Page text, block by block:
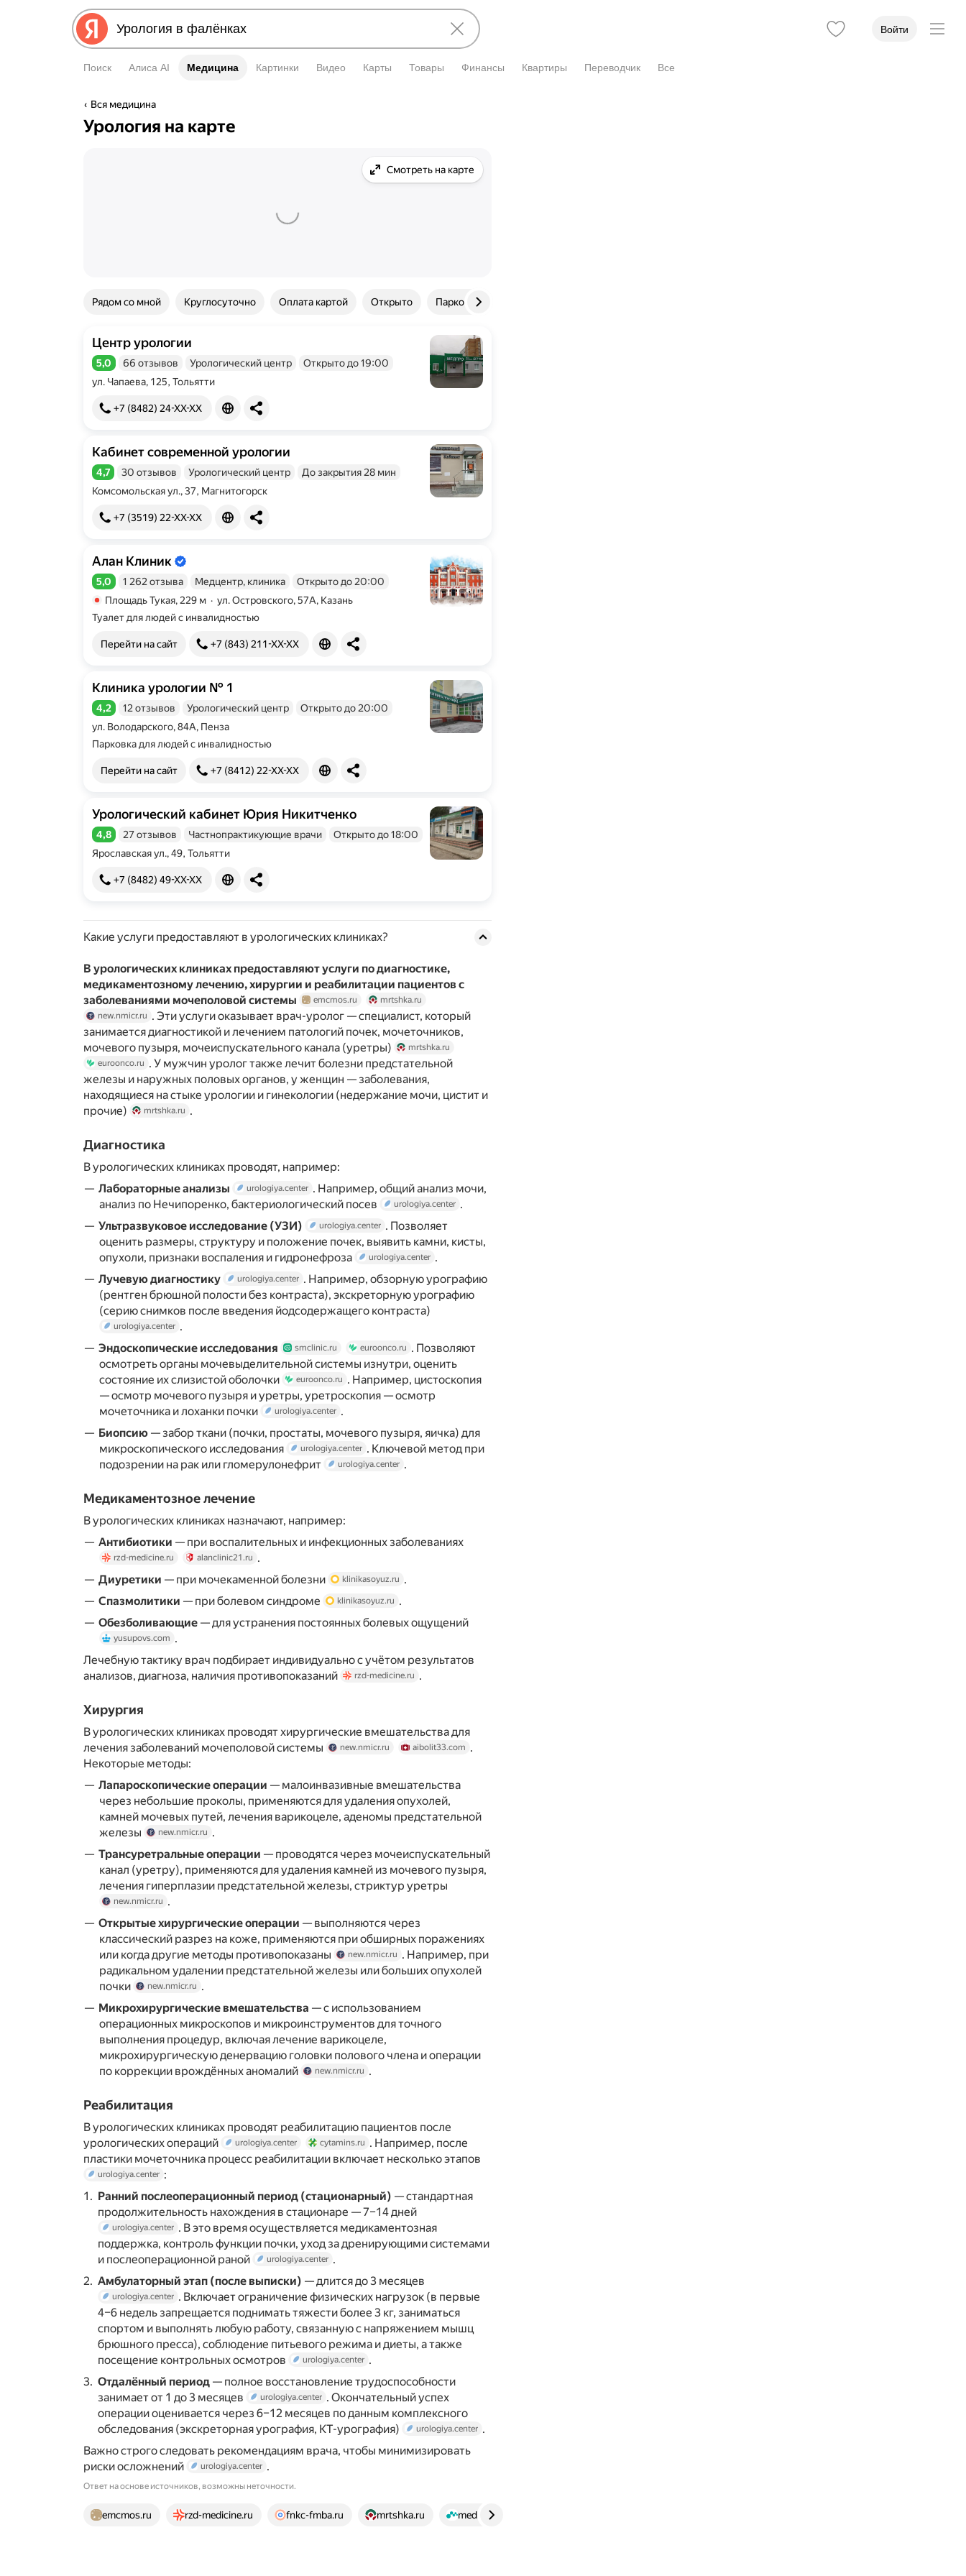
Войти
Поиск Алиса AI Медицина
Медицина Картинки Видео Карты Товары Финансы Квартиры Переводчик Все
Вся медицина
Урология на карте
Смотреть на карте
Рядом со мной Круглосуточно Оплата картой Открыто Парковка
Центр урологии
Рейтинг 5,0 из 5
5,0 66 отзывов Урологический центр
Открыто до 19:00
ул. Чапаева, 125, Тольятти
+7 (8482) 24-XX-XX
Кабинет современной урологии
Рейтинг 4,7 из 5
4,7 30 отзывов Урологический центр
До закрытия 28 мин
Комсомольская ул., 37, Магнитогорск
+7 (3519) 22-XX-XX
Алан Клиник
Информация об организации подтверждена владельцем.
Рейтинг 5,0 из 5
5,0 1 262 отзыва Медцентр, клиника Открыто до 20:00
Метро Площадь Тукая Расстояние 229 м
Площадь Тукая 229 м · ул. Островского, 57А, Казань
Туалет для людей с инвалидностью
Перейти на сайт +7 (843) 211-XX-XX
Клиника урологии № 1
Рейтинг 4,2 из 5
4,2 12 отзывов Урологический центр
Открыто до 20:00
ул. Володарского, 84А, Пенза
Парковка для людей с инвалидностью
Перейти на сайт +7 (8412) 22-XX-XX
Урологический кабинет Юрия Никитченко
Рейтинг 4,8 из 5
4,8 27 отзывов Частнопрактикующие врачи
Открыто до 18:00
Ярославская ул., 49, Тольятти
+7 (8482) 49-XX-XX
Какие услуги предоставляют в урологических клиниках?
В урологических клиниках предоставляют услуги по диагностике,
медикаментозному лечению, хирургии и реабилитации пациентов с
заболеваниями мочеполовой системы
emcmos.ru
mrtshka.ru
new.nmicr.ru . Эти услуги оказывает врач-уролог — специалист, который
занимается диагностикой и лечением патологий почек, мочеточников,
мочевого пузыря, мочеиспускательного канала (уретры)
mrtshka.ru
euroonco.ru . У мужчин уролог также лечит болезни предстательной
железы и наружных половых органов, у женщин — заболевания,
находящиеся на стыке урологии и гинекологии (недержание мочи, цистит и
прочие)
mrtshka.ru .
Диагностика
В урологических клиниках проводят, например:
Лабораторные анализы
urologiya.center . Например, общий анализ мочи,
анализ по Нечипоренко, бактериологический посев
urologiya.center .
Ультразвуковое исследование (УЗИ)
urologiya.center . Позволяет
оценить размеры, структуру и положение почек, выявить камни, кисты,
опухоли, признаки воспаления и гидронефроза
urologiya.center .
Лучевую диагностику
urologiya.center . Например, обзорную урографию
(рентген брюшной полости без контраста), экскреторную урографию
(серию снимков после введения йодсодержащего контраста)
urologiya.center .
Эндоскопические исследования
smclinic.ru euroonco.ru . Позволяют
осмотреть органы мочевыделительной системы изнутри, оценить
состояние их слизистой оболочки
euroonco.ru . Например, цистоскопия
— осмотр мочевого пузыря и уретры, уретроскопия — осмотр
мочеточника и лоханки почки
urologiya.center .
Биопсию — забор ткани (почки, простаты, мочевого пузыря, яичка) для
микроскопического исследования
urologiya.center . Ключевой метод при
подозрении на рак или гломерулонефрит
urologiya.center .
Медикаментозное лечение
В урологических клиниках назначают, например:
Антибиотики — при воспалительных и инфекционных заболеваниях
rzd-medicine.ru alanclinic21.ru .
Диуретики — при мочекаменной болезни klinikasoyuz.ru .
Спазмолитики — при болевом синдроме klinikasoyuz.ru .
Обезболивающие — для устранения постоянных болевых ощущений
yusupovs.com .
Лечебную тактику врач подбирает индивидуально с учётом результатов
анализов, диагноза, наличия противопоказаний
rzd-medicine.ru .
Хирургия
В урологических клиниках проводят хирургические вмешательства для
лечения заболеваний мочеполовой системы
new.nmicr.ru aibolit33.com .
Некоторые методы:
Лапароскопические операции — малоинвазивные вмешательства
через небольшие проколы, применяются для удаления опухолей,
камней мочевых путей, лечения варикоцеле, аденомы предстательной
железы
new.nmicr.ru .
Трансуретральные операции — проводятся через мочеиспускательный
канал (уретру), применяются для удаления камней из мочевого пузыря,
лечения гиперплазии предстательной железы, стриктур уретры
new.nmicr.ru .
Открытые хирургические операции — выполняются через
классический разрез на коже, применяются при обширных поражениях
или когда другие методы противопоказаны
new.nmicr.ru . Например, при
радикальном удалении предстательной железы или больших опухолей
почки
new.nmicr.ru .
Микрохирургические вмешательства — с использованием
операционных микроскопов и микроинструментов для точного
выполнения процедур, включая лечение варикоцеле,
микрохирургическую денервацию головки полового члена и операции
по коррекции врождённых аномалий
new.nmicr.ru .
Реабилитация
В урологических клиниках проводят реабилитацию пациентов после
урологических операций
urologiya.center cytamins.ru . Например, после
пластики мочеточника процесс реабилитации включает несколько этапов
urologiya.center :
Ранний послеоперационный период (стационарный) — стандартная
продолжительность нахождения в стационаре — 7–14 дней
urologiya.center . В это время осуществляется медикаментозная
поддержка, контроль функции почки, уход за дренирующими системами
и послеоперационной раной
urologiya.center .
Амбулаторный этап (после выписки) — длится до 3 месяцев
urologiya.center . Включает ограничение физических нагрузок (в первые
4–6 недель запрещается поднимать тяжести более 3 кг, заниматься
спортом и выполнять любую работу, связанную с напряжением мышц
брюшного пресса), соблюдение питьевого режима и диеты, а также
посещение контрольных осмотров
urologiya.center .
Отдалённый период — полное восстановление трудоспособности
занимает от 1 до 3 месяцев
urologiya.center . Окончательный успех
операции оценивается через 6–12 месяцев по данным комплексного
обследования (экскреторная урография, КТ-урография)
urologiya.center .
Важно строго следовать рекомендациям врача, чтобы минимизировать
риски осложнений
urologiya.center .
Ответ на основе источников, возможны неточности.
24 источника
emcmos.ru rzd-medicine.ru fnkc-fmba.ru mrtshka.ru medsi.ru